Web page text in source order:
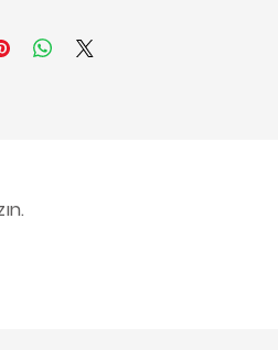
#Goeppertia #Tropikal Bitki #Ev